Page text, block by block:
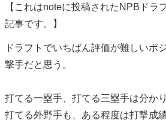
【これはnoteに投稿されたNPBドラ
記事です。】
ドラフトでいちばん評価が難しいポ
撃手だと思う。
打てる一塁手、打てる三塁手は分か
打てる外野手も、ある程度は打撃成